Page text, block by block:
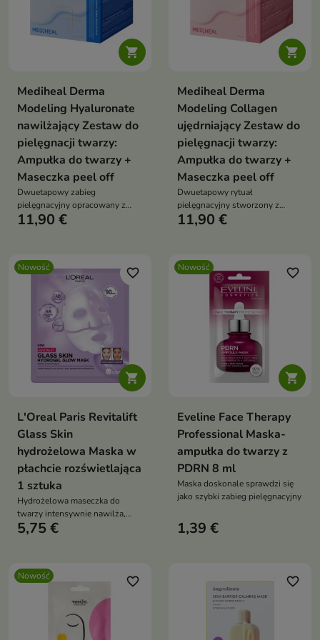

Mediheal Derma
Modeling Hyaluronate
nawilżający Zestaw do
pielęgnacji twarzy:
Ampułka do twarzy +
Maseczka peel off
Dwuetapowy zabieg
pielęgnacyjny opracowany z
myślą o intensywnym
11,90 €

Mediheal Derma
Modeling Collagen
ujędrniający Zestaw do
pielęgnacji twarzy:
Ampułka do twarzy +
Maseczka peel off
Dwuetapowy rytuał
pielęgnacyjny stworzony z
myślą o skórze wymagającej
11,90 €
Nowość

favorite_border
L'Oreal Paris Revitalift
Glass Skin
hydrożelowa Maska w
płachcie rozświetlająca
1 sztuka
Hydrożelowa maseczka do
twarzy intensywnie nawilża,
wygładza i nadaje cerze efekt
alantoiną, trehalozą i
wspiera komfort, regenerację i
świeży wygląd skóry
5,75 €
Nowość

favorite_border
Eveline Face Therapy
Professional Maska-
ampułka do twarzy z
PDRN 8 ml
Maska doskonale sprawdzi się
jako szybki zabieg pielęgnacyjny
1,39 €
Nowość favorite_border favorite_border